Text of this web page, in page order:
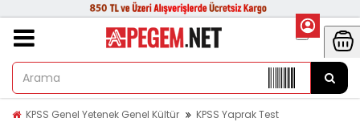
KPSS Genel Yetenek Genel Kültür KPSS Yaprak Test